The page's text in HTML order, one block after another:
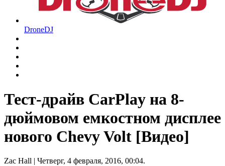
DroneDJ
Тест-драйв CarPlay на 8-
дюймовом емкостном дисплее
нового Chevy Volt [Видео]
Zac Hall | Четверг, 4 февраля, 2016, 00:04.